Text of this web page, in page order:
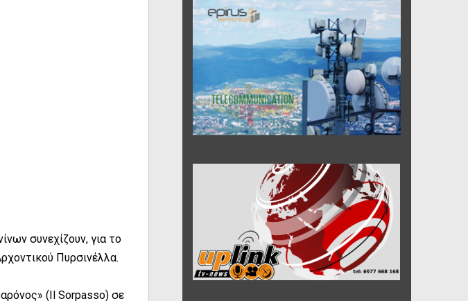
συνεχίζουν, για το
Πυρσινέλλα.
(Il Sorpasso) σε